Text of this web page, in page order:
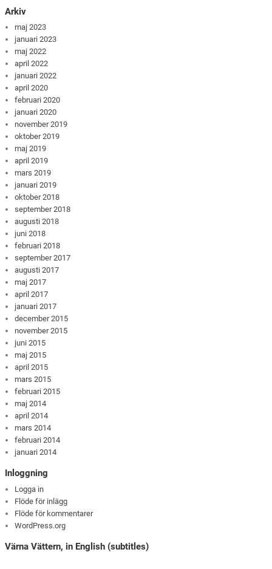
Arkiv
maj 2023
januari 2023
maj 2022
april 2022
januari 2022
april 2020
februari 2020
januari 2020
november 2019
oktober 2019
maj 2019
april 2019
mars 2019
januari 2019
oktober 2018
september 2018
augusti 2018
juni 2018
februari 2018
september 2017
augusti 2017
maj 2017
april 2017
januari 2017
december 2015
november 2015
juni 2015
maj 2015
april 2015
mars 2015
februari 2015
maj 2014
april 2014
mars 2014
februari 2014
januari 2014
Inloggning
Logga in
Flöde för inlägg
Flöde för kommentarer
WordPress.org
Värna Vättern, in English (subtitles)